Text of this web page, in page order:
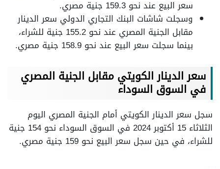
سعر البيع عند نحو 159.3 جنية مصري.
وسجلت شاشات البنك التجاري الدولي سعر الدينار
مقابل الجنية المصري عند نحو 155.2 جنية للشراء،
بينما سجلت سعر البيع عند نحو 158.9 جنية مصري.
سعر الدينار الكويتي مقابل الجنية المصري
في السوق السوداء
سجل سعر الدينار الكويتي أمام الجنية المصري اليوم
الثلاثاء 15 أكتوبر 2024 في السوق السوداء نحو 154 جنية
للشراء، في حين سجل سعر البيع نحو 159 جنية مصري.